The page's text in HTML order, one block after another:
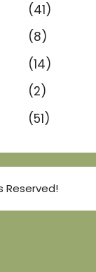
(41)
(8)
(14)
(2)
(51)
Reserved!